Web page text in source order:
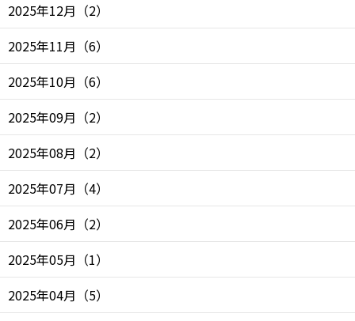
2025年12月 （2）
2025年11月 （6）
2025年10月 （6）
2025年09月 （2）
2025年08月 （2）
2025年07月 （4）
2025年06月 （2）
2025年05月 （1）
2025年04月 （5）